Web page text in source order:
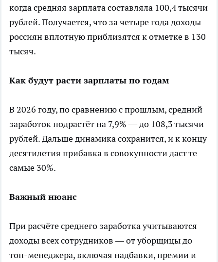
когда средняя зарплата составляла 100,4 тысячи
рублей. Получается, что за четыре года доходы
россиян вплотную приблизятся к отметке в 130
тысяч.
Как будут расти зарплаты по годам
В 2026 году, по сравнению с прошлым, средний
заработок подрастёт на 7,9% — до 108,3 тысячи
рублей. Дальше динамика сохранится, и к концу
десятилетия прибавка в совокупности даст те
самые 30%.
Важный нюанс
При расчёте среднего заработка учитываются
доходы всех сотрудников — от уборщицы до
топ-менеджера, включая надбавки, премии и